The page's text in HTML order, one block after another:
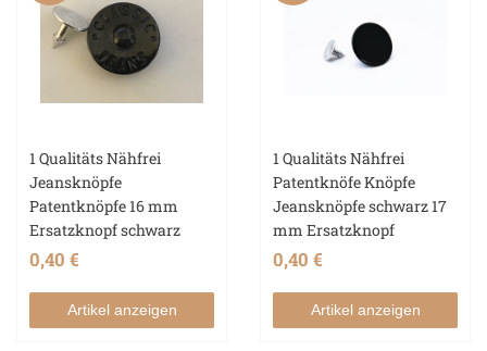
1 Qualitäts Nähfrei
Jeansknöpfe
Patentknöpfe 16 mm
Ersatzknopf schwarz
0,40 €
Artikel anzeigen
1 Qualitäts Nähfrei
Patentknöfe Knöpfe
Jeansknöpfe schwarz 17
mm Ersatzknopf
0,40 €
Artikel anzeigen